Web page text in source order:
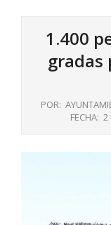
1.400
gradas
POR:
FECHA: 2